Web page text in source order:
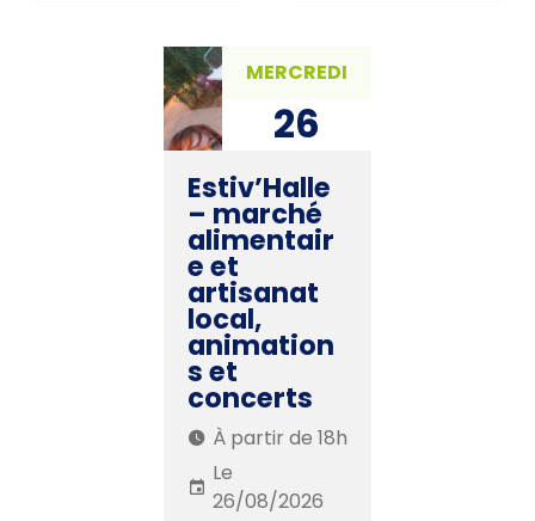
MERCREDI
26
Estiv’Halle
– marché
alimentair
e et
artisanat
local,
animation
s et
concerts
À partir de 18h
Le
26/08/2026